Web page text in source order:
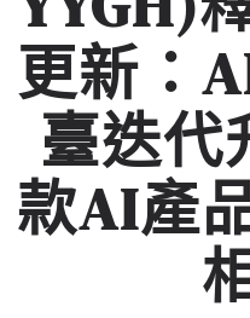
更新：
臺迭代
款AI產